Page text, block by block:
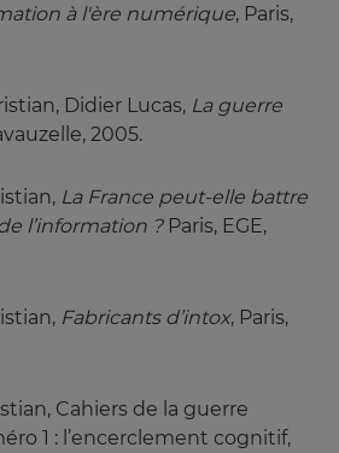
à l'ère numérique, Paris,
Didier Lucas, La guerre
2005.
La France peut-elle battre
l’information ? Paris, EGE,
Fabricants d’intox, Paris,
Cahiers de la guerre
1 : l’encerclement cognitif,